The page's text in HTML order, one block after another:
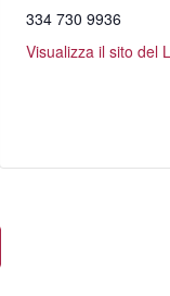
334 730 9936
Visualizza il sito del